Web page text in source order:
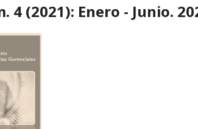
4 (2021): Enero - Junio.